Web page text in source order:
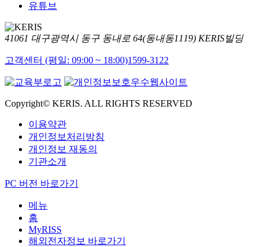
유튜브
41061 대구광역시 동구 동내로 64(동내동1119) KERIS빌딩
고객센터 (평일: 09:00 ~ 18:00)1599-3122
Copyright© KERIS. ALL RIGHTS RESERVED
이용약관
개인정보처리방침
개인정보 재동의
기관소개
PC 버전 바로가기
메뉴
홈
MyRISS
해외전자정보 바로가기